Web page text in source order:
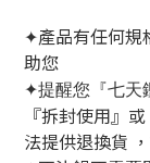
✦產品有任何
助您
✦提醒您『七天
『拆封使用』
法提供退換貨